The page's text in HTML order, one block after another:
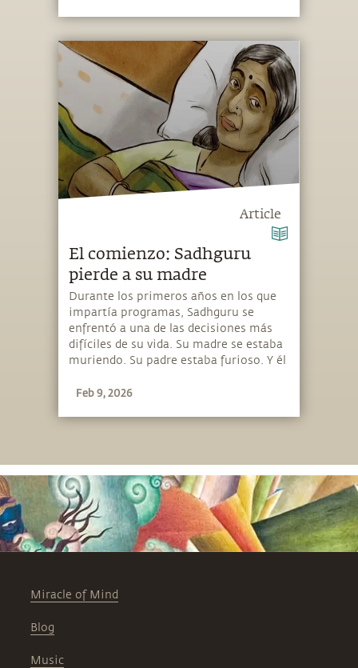
un evento, sino a una inmersión en
una intensidad interior que muchos
describen como vasta, conmovedora e
imposible de explicar. Más que
comprenderla, la experiencia invita a
rendirse a ella.
Article
El comienzo: Sadhguru
pierde a su madre
Durante los primeros años en los que
impartía programas, Sadhguru se
enfrentó a una de las decisiones más
difíciles de su vida. Su madre se estaba
muriendo. Su padre estaba furioso. Y él
cientos de kilómetros de distancia. Lo
Feb 9, 2026
Miracle of Mind
Blog
Music